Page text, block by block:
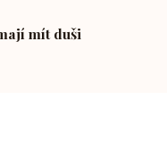
mít duši